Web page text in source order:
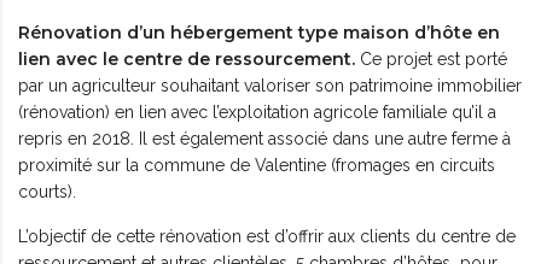
Rénovation d’un hébergement type maison d’hôte en
lien avec le centre de ressourcement. Ce projet est porté
par un agriculteur souhaitant valoriser son patrimoine immobilier
(rénovation) en lien avec l’exploitation agricole familiale qu’il a
repris en 2018. Il est également associé dans une autre ferme à
proximité sur la commune de Valentine (fromages en circuits
courts).
L’objectif de cette rénovation est d’offrir aux clients du centre de